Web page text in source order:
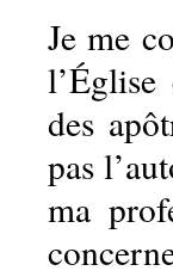
Je me
l’Église
des
pas
ma